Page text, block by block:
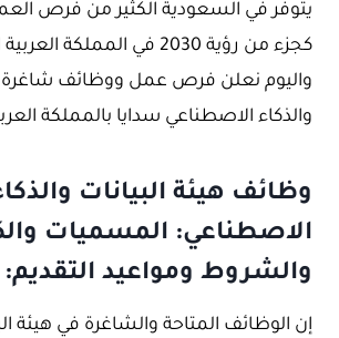
يتوفر في السعودية الكثير من فرص
كجزء من رؤية 2030 في المملكة
واليوم نعلن فرص عمل ووظائف شاغرة
والذكاء الاصطناعي سدايا بالمملكة
وظائف هيئة البيانات
الاصطناعي: المسميات
والشروط ومواعيد التقديم:
إن الوظائف المتاحة والشاغرة في هيئة